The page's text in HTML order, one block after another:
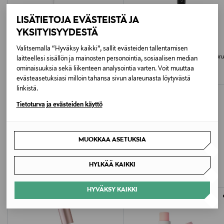
LISÄTIETOJA EVÄSTEISTÄ JA
YKSITYISYYDESTÄ
Valitsemalla “Hyväksy kaikki”, sallit evästeiden tallentamisen
laitteellesi sisällön ja mainosten personointia, sosiaalisen median
ominaisuuksia sekä liikenteen analysointia varten. Voit muuttaa
evästeasetuksiasi milloin tahansa sivun alareunasta löytyvästä
linkistä.
Tietoturva ja evästeiden käyttö
MUOKKAA ASETUKSIA
HYLKÄÄ KAIKKI
HYVÄKSY KAIKKI
PENTAERYTHRITYL TETRA-DI-t-BUTYL
HYDROXYHYDROCINNAMATE, SODIUM CITRATE,
XANTHAN GUM, TOCOPHEROL. +/- (MAY CONTAIN): CI
CI 77492 (IRON OXIDES), CI 77499 (IRON OXIDES), CI
75470 (CARMINE), CI 77510 (FERRIC FERROCYANIDE).
CONTAINS CARMINE AS A COLOUR ADDITIVE.
Valmistusmaa
Valmistajan tuotenumero
KM000000457001B
Valmistaja
KIKO Milano SAS
KIKO MILANO
Neutral Eye Base -pohjustusvoide
Original Price
10,90 €
KIKO MILANO
Face 06 Sponge Core Foundation
-meikkivoidesivellin
Original Price
19,00 €
LISÄÄ KIINNOSTAVIA
TUOTTEITA